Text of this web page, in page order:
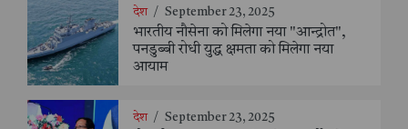
देश / September 23, 2025
भारतीय नौसेना को मिलेगा नया "आन्द्रोत",
पनडुब्बी रोधी युद्ध क्षमता को मिलेगा नया
आयाम
देश / September 23, 2025